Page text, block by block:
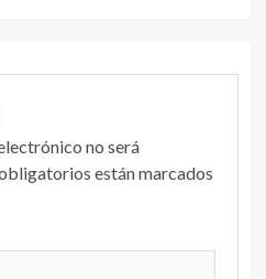
no será
están marcados